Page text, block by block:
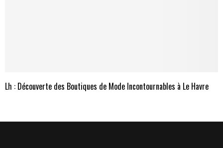
Lh : Découverte des Boutiques de Mode Incontournables à Le Havre